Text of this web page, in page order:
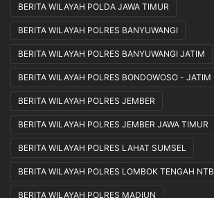
BERITA WILAYAH POLDA JAWA TIMUR
BERITA WILAYAH POLRES BANYUWANGI
BERITA WILAYAH POLRES BANYUWANGI JATIM
BERITA WILAYAH POLRES BONDOWOSO - JATIM
BERITA WILAYAH POLRES JEMBER
BERITA WILAYAH POLRES JEMBER JAWA TIMUR
BERITA WILAYAH POLRES LAHAT SUMSEL
BERITA WILAYAH POLRES LOMBOK TENGAH NTB
BERITA WILAYAH POLRES MADIUN